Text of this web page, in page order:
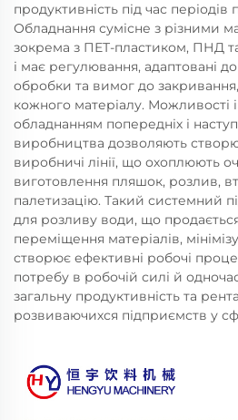
продуктивність під час періодів
Обладнання сумісне з різними
зокрема з ПЕТ-пластиком, ПНД
і має регулювання, адаптовані
обробки та вимог до
кожного матеріалу. Можливості
обладнанням попередніх і
виробництва дозволяють
виробничі лінії, що охоплюють
виготовлення пляшок, розлив,
палетизацію. Такий системний
для розливу води, що
переміщення матеріалів,
створює ефективні робочі
потребу в робочій силі й
загальну продуктивність та
розвиваючихся підприємств у